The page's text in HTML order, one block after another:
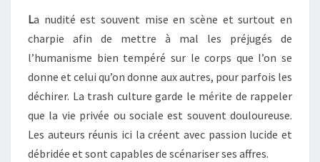
La nudité est souvent mise en scène et surtout en
charpie afin de mettre à mal les préjugés de
l’humanisme bien tempéré sur le corps que l’on se
donne et celui qu’on donne aux autres, pour parfois les
déchirer. La trash culture garde le mérite de rappeler
que la vie privée ou sociale est souvent douloureuse.
Les auteurs réunis ici la créent avec passion lucide et
débridée et sont capables de scénariser ses affres.